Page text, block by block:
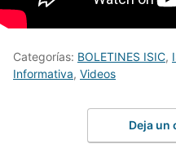
Categorías: BOLETINES ISIC,
Informativa, Videos
Deja un